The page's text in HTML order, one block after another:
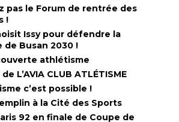
pas le Forum de rentrée des
!
Issy pour défendre la
de Busan 2030 !
athlétisme
L’AVIA CLUB ATLÉTISME
c’est possible !
à la Cité des Sports
92 en finale de Coupe de